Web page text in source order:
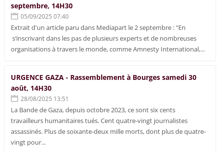
septembre, 14H30
05/09/2025 07:40
Extrait d'un article paru dans Mediapart le 2 septembre : "En
s’inscrivant dans les pas de plusieurs experts et de nombreuses
organisations à travers le monde, comme Amnesty International,...
URGENCE GAZA - Rassemblement à Bourges samedi 30
août, 14H30
28/08/2025 13:51
La Bande de Gaza, depuis octobre 2023, ce sont six cents
travailleurs humanitaires tués. Cent quatre-vingt journalistes
assassinés. Plus de soixante-deux mille morts, dont plus de quatre-
vingt pour...